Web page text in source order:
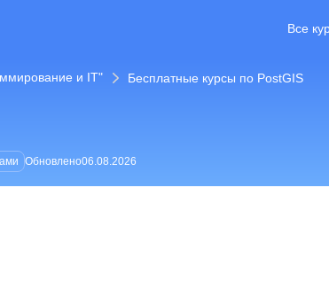
Все
и IT" Бесплатные курсы по PostGIS
Обновлено06.08.2026